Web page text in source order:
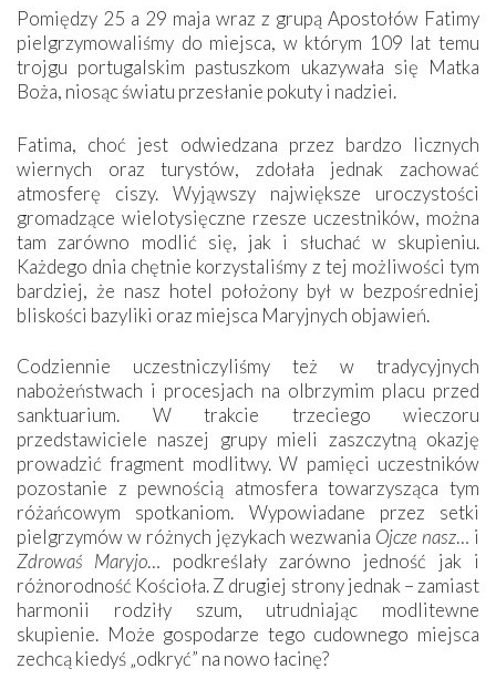
Pomiędzy 25 a 29 maja wraz z grupą Apostołów Fatimy
pielgrzymowaliśmy do miejsca, w którym 109 lat temu
trojgu portugalskim pastuszkom ukazywała się Matka
Boża, niosąc światu przesłanie pokuty i nadziei.
Fatima, choć jest odwiedzana przez bardzo licznych
wiernych oraz turystów, zdołała jednak zachować
atmosferę ciszy. Wyjąwszy największe uroczystości
gromadzące wielotysięczne rzesze uczestników, można
tam zarówno modlić się, jak i słuchać w skupieniu.
Każdego dnia chętnie korzystaliśmy z tej możliwości tym
bardziej, że nasz hotel położony był w bezpośredniej
bliskości bazyliki oraz miejsca Maryjnych objawień.
Codziennie uczestniczyliśmy też w tradycyjnych
nabożeństwach i procesjach na olbrzymim placu przed
sanktuarium. W trakcie trzeciego wieczoru
przedstawiciele naszej grupy mieli zaszczytną okazję
prowadzić fragment modlitwy. W pamięci uczestników
pozostanie z pewnością atmosfera towarzysząca tym
różańcowym spotkaniom. Wypowiadane przez setki
pielgrzymów w różnych językach wezwania Ojcze nasz… i
Zdrowaś Maryjo… podkreślały zarówno jedność jak i
różnorodność Kościoła. Z drugiej strony jednak – zamiast
harmonii rodziły szum, utrudniając modlitewne
skupienie. Może gospodarze tego cudownego miejsca
zechcą kiedyś „odkryć” na nowo łacinę?